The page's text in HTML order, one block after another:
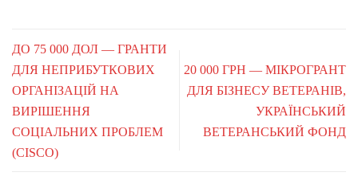
ДО 75 000 ДОЛ — ГРАНТИ
ДЛЯ НЕПРИБУТКОВИХ
ОРГАНІЗАЦІЙ НА
ВИРІШЕННЯ
СОЦІАЛЬНИХ ПРОБЛЕМ
(CISCO)
20 000 ГРН — МІКРОГРАНТ
ДЛЯ БІЗНЕСУ ВЕТЕРАНІВ,
УКРАЇНСЬКИЙ
ВЕТЕРАНСЬКИЙ ФОНД